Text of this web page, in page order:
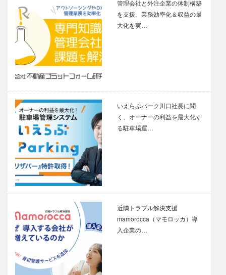
管理会社と外注企業の体制構築
を支援、業務効率化＆収益の最
大化を実…
いえらぶパーク川口社長に聞
く、オーナーの利益を最大化す
る駐車場運…
近隣トラブル解決支援
mamorocca（マモロッカ）導
入企業の…